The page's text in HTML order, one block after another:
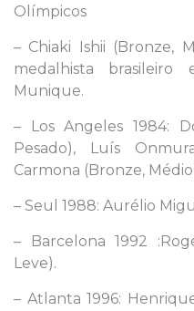
Olímpicos
– Chiaki Ishii (Bronze,
medalhista
Munique.
– Los Angeles 1984:
Pesado), Luís
Carmona (Bronze,
– Seul 1988: Aurélio
– Barcelona 1992
Leve).
– Atlanta 1996: